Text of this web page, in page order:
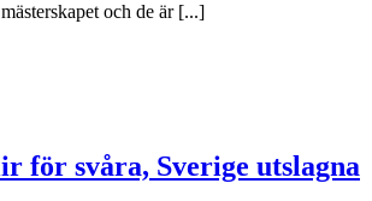
och de är [...]
för svåra, Sverige utslagna